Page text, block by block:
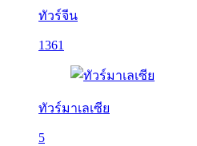
ทัวร์จีน
1361
ทัวร์มาเลเซีย
5